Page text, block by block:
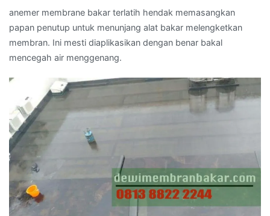
anemer membrane bakar terlatih hendak memasangkan
papan penutup untuk menunjang alat bakar melengketkan
membran. Ini mesti diaplikasikan dengan benar bakal
mencegah air menggenang.